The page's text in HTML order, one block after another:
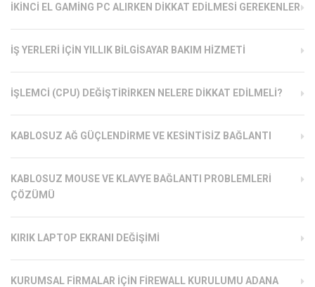
İKINCI EL GAMING PC ALIRKEN DIKKAT EDILMESI GEREKENLER
İŞ YERLERI İÇIN YILLIK BILGISAYAR BAKIM HIZMETI
İŞLEMCI (CPU) DEĞIŞTIRIRKEN NELERE DIKKAT EDILMELI?
KABLOSUZ AĞ GÜÇLENDIRME VE KESINTISIZ BAĞLANTI
KABLOSUZ MOUSE VE KLAVYE BAĞLANTI PROBLEMLERI
ÇÖZÜMÜ
KIRIK LAPTOP EKRANI DEĞIŞIMI
KURUMSAL FIRMALAR İÇIN FIREWALL KURULUMU ADANA